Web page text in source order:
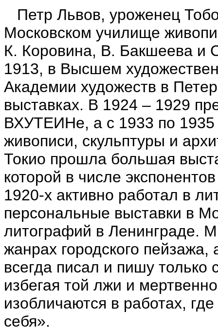
Петр Львов, уроженец
Московском училище
К. Коровина, В. Бакшеева и
1913, в Высшем
Академии художеств в
выставках. В 1924 – 1929
ВХУТЕИНе, а с 1933 по 1935
живописи, скульптуры и
Токио прошла большая
которой в числе
1920-х активно работал в
персональные выставки в
литографий в Ленинграде.
жанрах городского
всегда писал и пишу только
избегая той лжи и
изобличаются в работах,
себя».